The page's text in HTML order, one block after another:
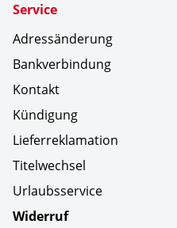
Service
Adressänderung
Bankverbindung
Kontakt
Kündigung
Lieferreklamation
Titelwechsel
Urlaubsservice
Widerruf